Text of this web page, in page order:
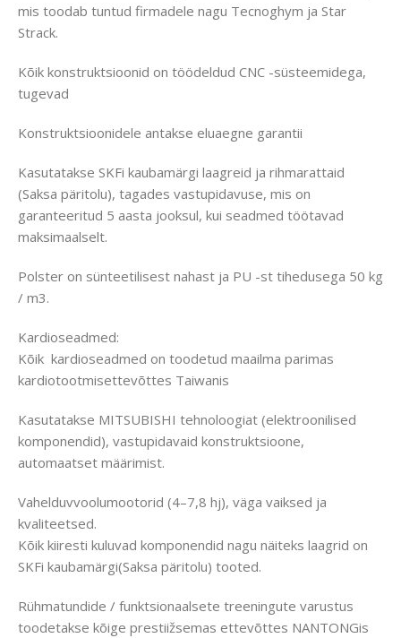
mis toodab tuntud firmadele nagu Tecnoghym ja Star
Strack.
Kõik konstruktsioonid on töödeldud CNC -süsteemidega,
tugevad
Konstruktsioonidele antakse eluaegne garantii
Kasutatakse SKFi kaubamärgi laagreid ja rihmarattaid
(Saksa päritolu), tagades vastupidavuse, mis on
garanteeritud 5 aasta jooksul, kui seadmed töötavad
maksimaalselt.
Polster on sünteetilisest nahast ja PU -st tihedusega 50 kg
/ m3.
Kardioseadmed:
Kõik kardioseadmed on toodetud maailma parimas
kardiotootmisettevõttes Taiwanis
Kasutatakse MITSUBISHI tehnoloogiat (elektroonilised
komponendid), vastupidavaid konstruktsioone,
automaatset määrimist.
Vahelduvvoolumootorid (4–7,8 hj), väga vaiksed ja
kvaliteetsed.
Kõik kiiresti kuluvad komponendid nagu näiteks laagrid on
SKFi kaubamärgi(Saksa päritolu) tooted.
Rühmatundide / funktsionaalsete treeningute varustus
toodetakse kõige prestiižsemas ettevõttes NANTONGis